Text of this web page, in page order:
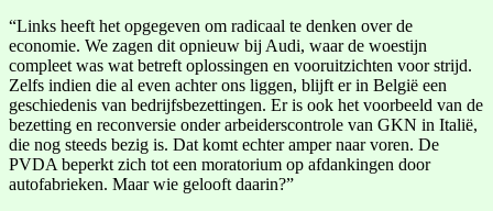
“Links heeft het opgegeven om radicaal te denken over de
economie. We zagen dit opnieuw bij Audi, waar de woestijn
compleet was wat betreft oplossingen en vooruitzichten voor strijd.
Zelfs indien die al even achter ons liggen, blijft er in België een
geschiedenis van bedrijfsbezettingen. Er is ook het voorbeeld van de
bezetting en reconversie onder arbeiderscontrole van GKN in Italië,
die nog steeds bezig is. Dat komt echter amper naar voren. De
PVDA beperkt zich tot een moratorium op afdankingen door
autofabrieken. Maar wie gelooft daarin?”